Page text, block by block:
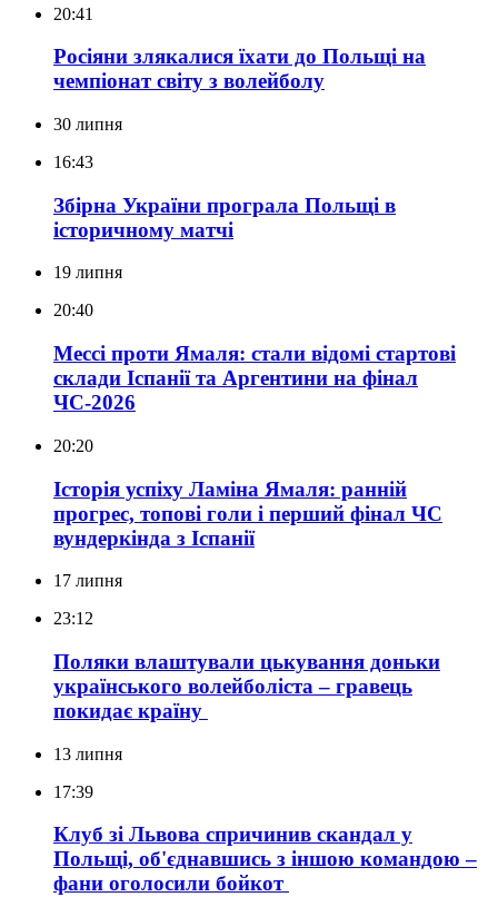
20:41
Росіяни злякалися їхати до Польщі на
чемпіонат світу з волейболу
30 липня
16:43
Збірна України програла Польщі в
історичному матчі
19 липня
20:40
Мессі проти Ямаля: стали відомі стартові
склади Іспанії та Аргентини на фінал
ЧС-2026
20:20
Історія успіху Ламіна Ямаля: ранній
прогрес, топові голи і перший фінал ЧС
вундеркінда з Іспанії
17 липня
23:12
Поляки влаштували цькування доньки
українського волейболіста – гравець
покидає країну
13 липня
17:39
Клуб зі Львова спричинив скандал у
Польщі, об'єднавшись з іншою командою –
фани оголосили бойкот